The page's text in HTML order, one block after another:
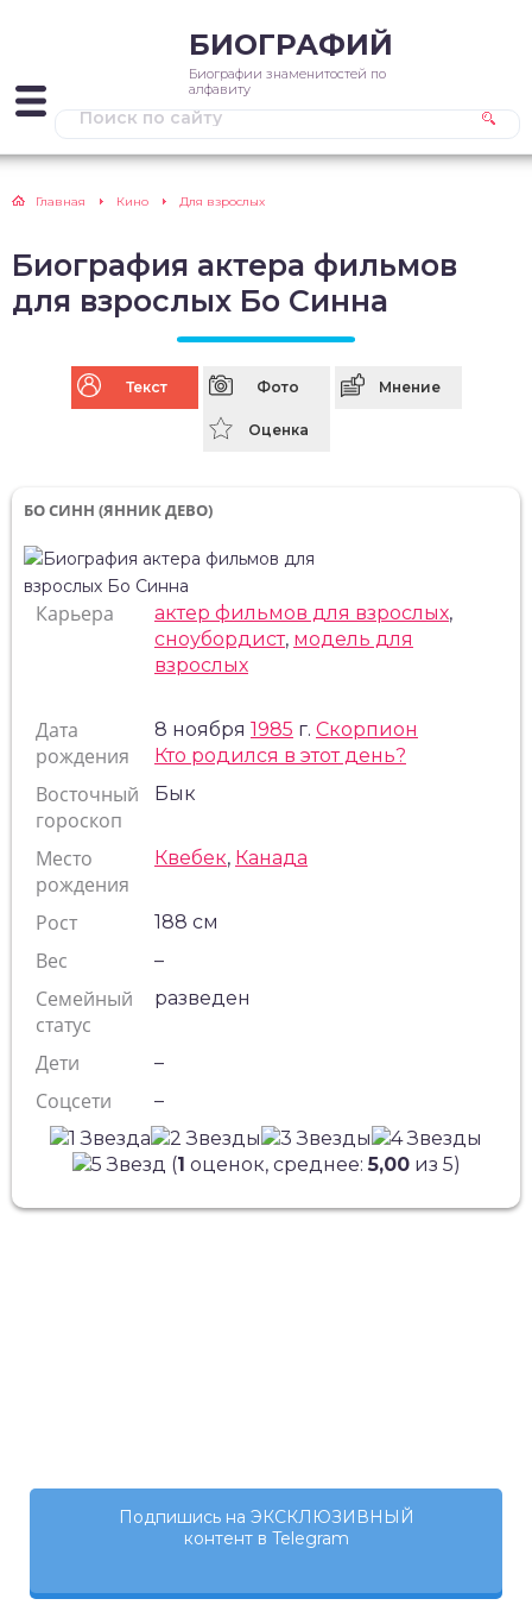
БИОГРАФИЙ
Биографии знаменитостей по
алфавиту
Главная Кино Для взрослых
Биография актера фильмов
для взрослых Бо Синна
Текст Фото Мнение
Оценка
БО СИНН (ЯННИК ДЕВО)
Карьера актер фильмов для взрослых,
сноубордист, модель для
взрослых
Дата
рождения
8 ноября 1985 г. Скорпион
Кто родился в этот день?
Восточный
гороскоп
Бык
Место
рождения
Квебек, Канада
Рост 188 см
Вес –
Семейный
статус
разведен
Дети –
Соцсети –
(1 оценок, среднее:5,00из 5)
Подпишись на ЭКСКЛЮЗИВНЫЙ
контент в Telegram